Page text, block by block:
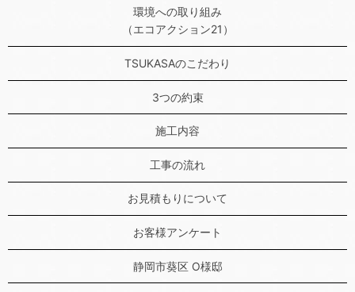
環境への取り組み
（エコアクション21）
TSUKASAのこだわり
3つの約束
施工内容
工事の流れ
お見積もりについて
お客様アンケート
静岡市葵区 O様邸